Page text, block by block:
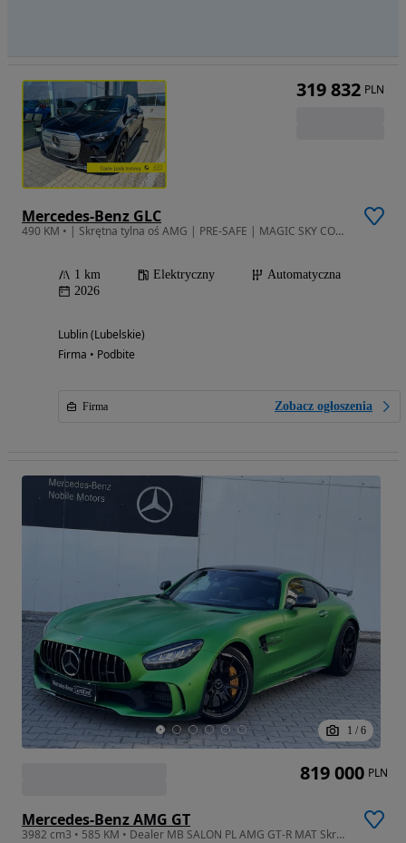
Mercedes-Benz GLC
490 KM • | Skrętna tylna oś AMG | PRE-SAFE | MAGIC SKY CONTROL |
1 km Elektryczny
Automatyczna
2026
Lublin (Lubelskie)
Firma • Podbite
Firma Zobacz ogłoszenia
319 832 PLN
1 / 6
Mercedes-Benz AMG GT
3982 cm3 • 585 KM • Dealer MB SALON PL AMG GT-R MAT Skrętna OŚ Serw. ASO Jak NOWY 1WŁ FV23
819 000 PLN